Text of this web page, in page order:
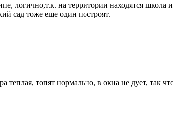
логично,т.к. на территории находятся
сад тоже еще один построят.
топят нормально, в окна не дует, так